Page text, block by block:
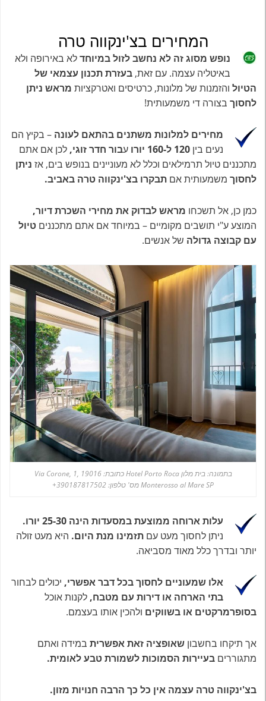
המחירים בצ'ינקווה טרה
נופש מסוג זה לא נחשב לזול במיוחדלא באירופה ולא
באיטליה עצמה. עם זאת, בעזרת תכנון עצמאי של
הטיול והזמנות של מלונות, כרטיסים ואטרקציות מראש ניתן
לחסוך בצורה די משמעותית!
מחירים למלונות משתנים בהתאם לעונה – בקיץ הם
נעים בין 120 ל-160 יורו עבור חדר זוגי, לכן אם אתם
מתכננים טיול תרמילאים וכלל לא מעוניינים בנופש בים, אז ניתן
לחסוך משמעותית אם תבקרו בצ'ינקווה טרה באביב.
כמן כן, אל תשכחו מראש לבדוק את מחירי השכרת דיור,
המוצע ע"י תושבים מקומיים – במיוחד אם אתם מתכננים טיול
עם קבוצה גדולה של אנשים.
בתמונה: בית מלון Hotel Porto Roca כתובת: Via Corone, 1, 19016
Monterosso al Mare SP מס' טלפון: 390187817502+
עלות ארוחה ממוצעת במסעדות הינה 25-30 יורו.
ניתן לחסוך מעט עם תזמינו מנת היום. היא מעט זולה
יותר ובדרך כלל מאוד מסביאה.
אלו שמעוניים לחסוך בכל דבר אפשרי, יכולים לבחור
בתי הארחה או דירות עם מטבח,לקנות אוכל
בסופרמרקטים או בשווקים ולהכין אותו בעצמם.
אך תיקחו בחשבון שאופציה זאת אפשרית במידה ואתם
מתגוררים בעיירות הסמוכות לשמורת טבע לאומית.
בצ'ינקווה טרה עצמה אין כל כך הרבה חנויות מזון.